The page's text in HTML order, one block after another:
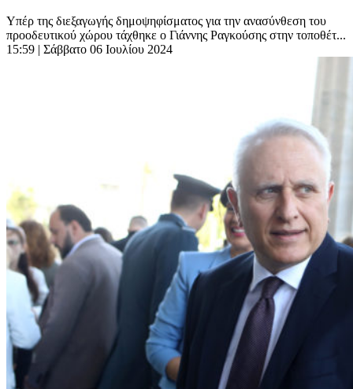
Υπέρ της διεξαγωγής δημοψηφίσματος για την ανασύνθεση του
προοδευτικού χώρου τάχθηκε ο Γιάννης Ραγκούσης στην τοποθέτ...
15:59 | Σάββατο 06 Ιουλίου 2024